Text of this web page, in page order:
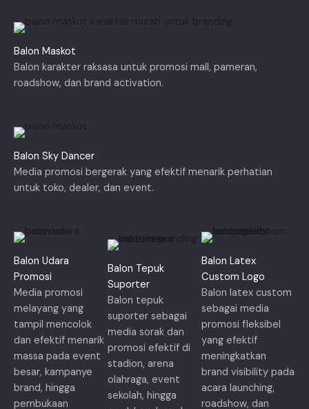
Balon Maskot
Balon karakter raksasa untuk promosi mall, pameran,
roadshow, dan brand activation.
Balon Sky Dancer
Media promosi bergerak yang efektif menarik perhatian
untuk toko, dealer, dan event.
Balon Udara
Promosi
Media promosi
melayang yang
tampil mencolok
dan efektif menarik
massa pada event
besar, kampanye
brand, hingga
pembukaan
Balon Tepuk
Suporter
Balon tepuk
suporter sebagai
media sorak dan
promosi efektif di
stadion, arena
olahraga, event
sekolah, hingga
Balon Latex
Custom Logo
Balon latex custom
sebagai media
promosi fleksibel
yang efektif
meningkatkan
brand visibility pada
acara launching,
roadshow, dan